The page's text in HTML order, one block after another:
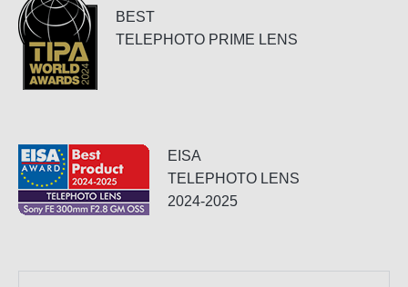
BEST
TELEPHOTO PRIME LENS
EISA
TELEPHOTO LENS
2024-2025